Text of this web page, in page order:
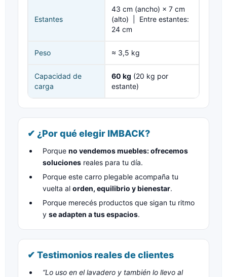
Estantes
43 cm (ancho) × 7 cm
(alto) | Entre estantes:
24 cm
Peso ≈ 3,5 kg
Capacidad de
carga
60 kg (20 kg por
estante)
✔ ¿Por qué elegir IMBACK?
Porque no vendemos muebles: ofrecemos
soluciones reales para tu día.
Porque este carro plegable acompaña tu
vuelta al orden, equilibrio y bienestar.
Porque merecés productos que sigan tu ritmo
y se adapten a tus espacios.
✔ Testimonios reales de clientes
“Lo uso en el lavadero y también lo llevo al